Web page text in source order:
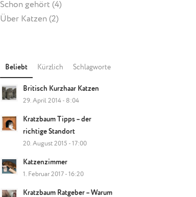
Schon gehört(4)
Über Katzen(2)
Beliebt Kürzlich Schlagworte
Britisch Kurzhaar Katzen
29. April 2014 - 8:04
Kratzbaum Tipps – der
richtige Standort
20. August 2015 - 17:00
Katzenzimmer
1. Februar 2017 - 16:20
Kratzbaum Ratgeber – Warum